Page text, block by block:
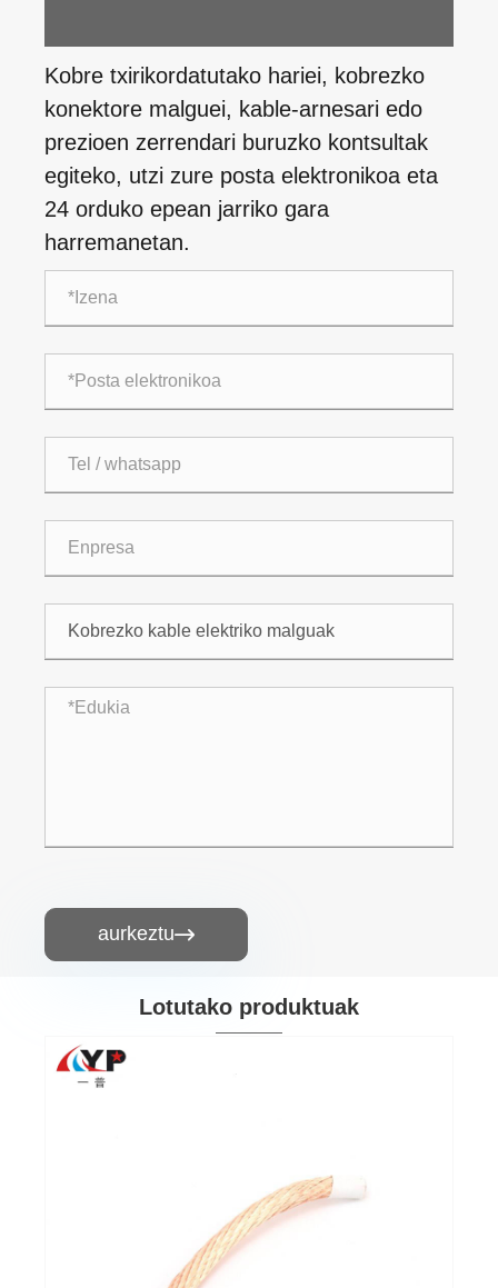
Kobre txirikordatutako hariei, kobrezko
konektore malguei, kable-arnesari edo
prezioen zerrendari buruzko kontsultak
egiteko, utzi zure posta elektronikoa eta
24 orduko epean jarriko gara
harremanetan.
aurkeztu
Lotutako produktuak